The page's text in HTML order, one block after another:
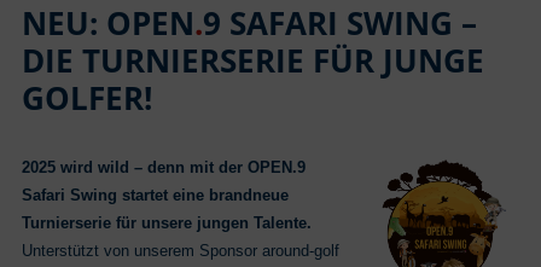
NEU: OPEN.9 SAFARI SWING –
DIE TURNIERSERIE FÜR JUNGE
GOLFER!
2025 wird wild – denn mit der OPEN.9
Safari Swing startet eine brandneue
Turnierserie für unsere jungen Talente.
Unterstützt von unserem Sponsor around-golf